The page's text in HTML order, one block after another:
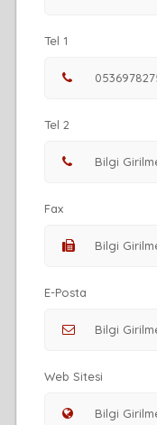
Tel 1
Tel 2
Fax
E-Posta
Web Sitesi